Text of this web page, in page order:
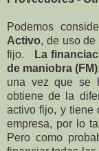
Podemos
Activo, de uso de
fijo.
La
de maniobra (FM)
una vez que se
obtiene de la
activo fijo, y tiene
empresa, por lo
Pero como